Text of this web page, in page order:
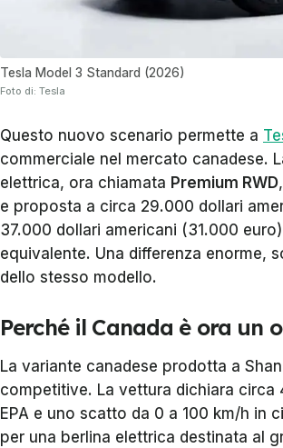
Tesla Model 3 Standard (2026)
Foto di: Tesla
Questo nuovo scenario permette a
commerciale nel mercato canadese.
elettrica, ora chiamata Premium RWD
e proposta a circa 29.000 dollari
37.000 dollari americani (31.000
equivalente. Una differenza enorme,
dello stesso modello.
Perché il Canada è ora un
La variante canadese prodotta a
competitive. La vettura dichiara
EPA e uno scatto da 0 a 100 km/h in
per una berlina elettrica destinata al